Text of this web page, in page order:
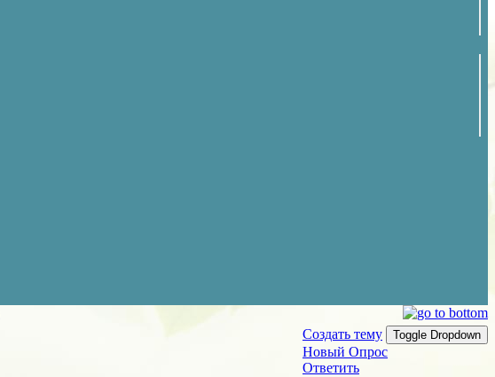
Создать тему
Toggle Dropdown
Новый Опрос
Ответить